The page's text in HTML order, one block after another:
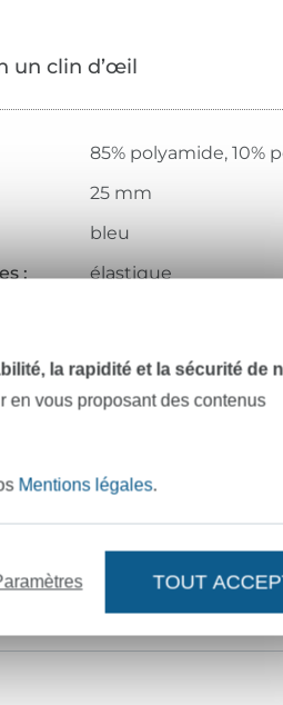
un clin d’œil
85% polyamide, 10%
25 mm
bleu
:
élastique
DES
promo de 10%en guise
la rapidité et la sécurité de
en vous proposant des contenus
Mentions légales.
TOUT